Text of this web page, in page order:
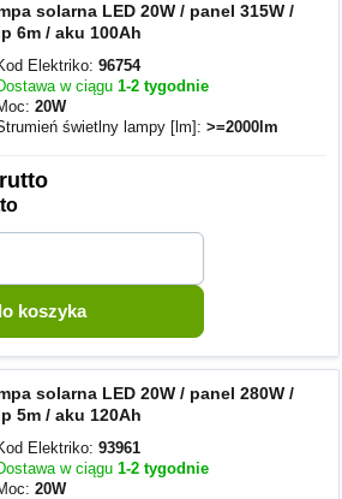
solarna LED 20W / panel 315W /
6m / aku 100Ah
Elektriko:96754
w ciągu1-2 tygodnie
20W
świetlny lampy [lm]:>=2000lm
solarna LED 20W / panel 280W /
5m / aku 120Ah
Elektriko:93961
w ciągu1-2 tygodnie
20W